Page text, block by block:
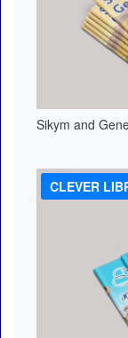
Sikym and
CLEVER